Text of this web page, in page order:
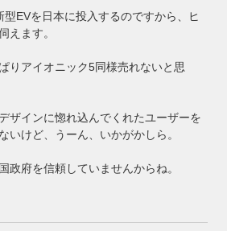
EVを日本に投入するのですから、ヒ
えます。
りアイオニック5同様売れないと思
ザインに惚れ込んでくれたユーザーを
いけど、うーん、いかがかしら。
政府を信頼していませんからね。